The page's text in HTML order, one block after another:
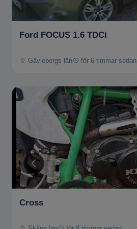
Ford FOCUS 1.6 TDCi
Gävleborgs län för 6 timmar sedan
Cross